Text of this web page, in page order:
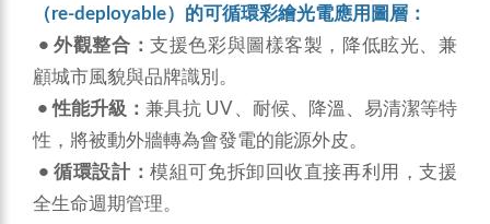
（re‑deployable）的可循環彩繪光電應用圖層：
• 外觀整合：支援色彩與圖樣客製，降低眩光、兼
顧城市風貌與品牌識別。
• 性能升級：兼具抗 UV、耐候、降溫、易清潔等特
性，將被動外牆轉為會發電的能源外皮。
• 循環設計：模組可免拆卸回收直接再利用，支援
全生命週期管理。